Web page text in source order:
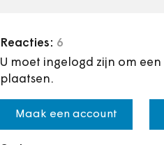
Reacties: 6
U moet ingelogd zijn om
plaatsen.
Maak een account